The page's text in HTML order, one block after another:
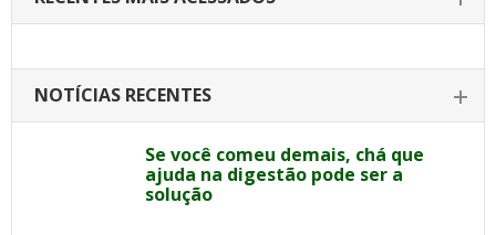
NOTÍCIAS RECENTES
Se você comeu demais, chá que
ajuda na digestão pode ser a
solução